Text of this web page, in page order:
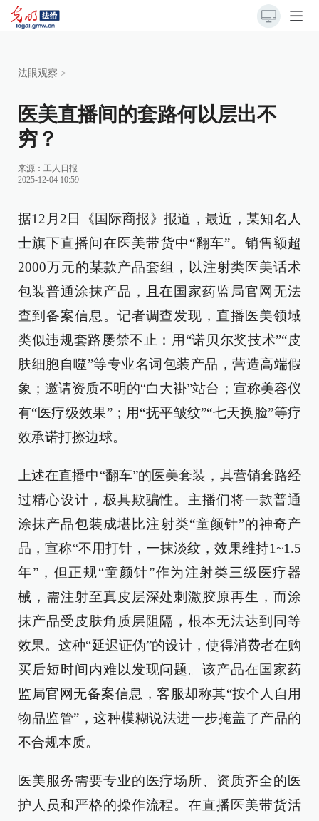
法眼观察 >
医美直播间的套路何以层出不
穷？
来源： 工人日报
2025-12-04 10:59
据12月2日《国际商报》报道，最近，某知名人
士旗下直播间在医美带货中“翻车”。销售额超
2000万元的某款产品套组，以注射类医美话术
包装普通涂抹产品，且在国家药监局官网无法
查到备案信息。记者调查发现，直播医美领域
类似违规套路屡禁不止：用“诺贝尔奖技术”“皮
肤细胞自噬”等专业名词包装产品，营造高端假
象；邀请资质不明的“白大褂”站台；宣称美容仪
有“医疗级效果”；用“抚平皱纹”“七天换脸”等疗
效承诺打擦边球。
上述在直播中“翻车”的医美套装，其营销套路经
过精心设计，极具欺骗性。主播们将一款普通
涂抹产品包装成堪比注射类“童颜针”的神奇产
品，宣称“不用打针，一抹淡纹，效果维持1~1.5
年”，但正规“童颜针”作为注射类三级医疗器
械，需注射至真皮层深处刺激胶原再生，而涂
抹产品受皮肤角质层阻隔，根本无法达到同等
效果。这种“延迟证伪”的设计，使得消费者在购
买后短时间内难以发现问题。该产品在国家药
监局官网无备案信息，客服却称其“按个人自用
物品监管”，这种模糊说法进一步掩盖了产品的
不合规本质。
医美服务需要专业的医疗场所、资质齐全的医
护人员和严格的操作流程。在直播医美带货活